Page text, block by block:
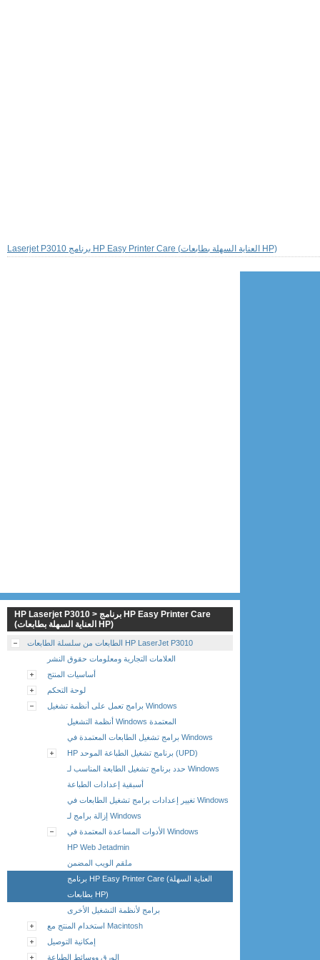
Laserjet P3010 برنامج HP Easy Printer Care (العناية السهلة بطابعات HP)
HP Laserjet P3010 > برنامج HP Easy Printer Care
(العناية السهلة بطابعات HP)
الطابعات من سلسلة الطابعات HP LaserJet P3010
العلامات التجارية ومعلومات حقوق النشر
أساسيات المنتج
لوحة التحكم
برامج تعمل على أنظمة تشغيل Windows
أنظمة التشغيل Windows المعتمدة
برامج تشغيل الطابعات المعتمدة في Windows
HP برنامج تشغيل الطباعة الموحد (UPD)
حدد برنامج تشغيل الطابعة المناسب لـ Windows
أسبقية إعدادات الطباعة
تغيير إعدادات برامج تشغيل الطابعات في Windows
إزالة برامج لـ Windows
الأدوات المساعدة المعتمدة في Windows
HP Web Jetadmin
ملقم الويب المضمن
برنامج HP Easy Printer Care (العناية السهلة
بطابعات HP)
برامج لأنظمة التشغيل الأخرى
استخدام المنتج مع Macintosh
إمكانية التوصيل
الورق ووسائط الطباعة